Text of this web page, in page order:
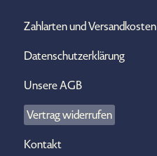
Zahlarten und Versandkosten
Datenschutzerklärung
Unsere AGB
Vertrag widerrufen
Kontakt